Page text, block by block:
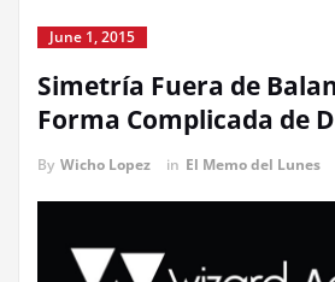
June 1, 2015
Simetría Fuera de
Forma Complicada de
By Wicho Lopez in El Memo del Lunes